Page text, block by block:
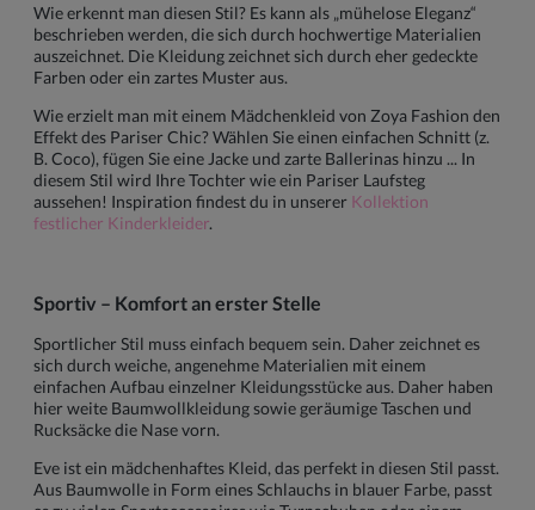
Wie erkennt man diesen Stil? Es kann als „mühelose Eleganz“
beschrieben werden, die sich durch hochwertige Materialien
auszeichnet. Die Kleidung zeichnet sich durch eher gedeckte
Farben oder ein zartes Muster aus.
Wie erzielt man mit einem Mädchenkleid von Zoya Fashion den
Effekt des Pariser Chic? Wählen Sie einen einfachen Schnitt (z.
B. Coco), fügen Sie eine Jacke und zarte Ballerinas hinzu ... In
diesem Stil wird Ihre Tochter wie ein Pariser Laufsteg
aussehen! Inspiration findest du in unserer Kollektion
festlicher Kinderkleider.
Sportiv – Komfort an erster Stelle
Sportlicher Stil muss einfach bequem sein. Daher zeichnet es
sich durch weiche, angenehme Materialien mit einem
einfachen Aufbau einzelner Kleidungsstücke aus. Daher haben
hier weite Baumwollkleidung sowie geräumige Taschen und
Rucksäcke die Nase vorn.
Eve ist ein mädchenhaftes Kleid, das perfekt in diesen Stil passt.
Aus Baumwolle in Form eines Schlauchs in blauer Farbe, passt